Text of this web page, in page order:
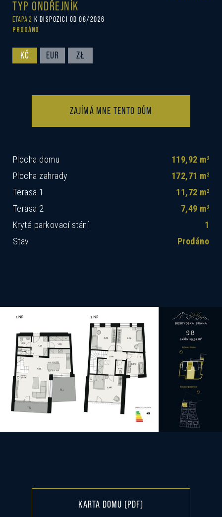
TYP ONDŘEJNÍK
ETAPA 2 K DISPOZICI OD 08/2026
PRODÁNO
KČ EUR ZŁ
Plocha domu 119,92 m2
Plocha zahrady 172,71 m2
Terasa 1 11,72 m2
Terasa 2 7,49 m2
Kryté parkovací stání
1
Stav
Prodáno
ZAJÍMÁ MNE TENTO DŮM
KARTA DOMU (PDF)